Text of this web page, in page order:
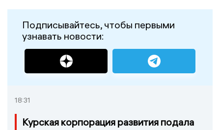
Подписывайтесь, чтобы первыми
узнавать новости:
18:31
Курская корпорация развития подала